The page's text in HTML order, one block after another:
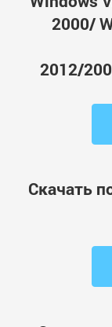
2000/
2012/
Скачать